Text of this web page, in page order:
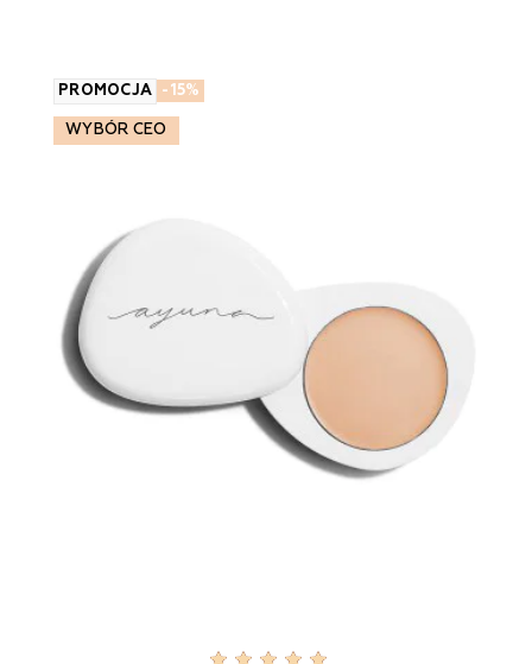
PROMOCJA -15%
WYBÓR CEO